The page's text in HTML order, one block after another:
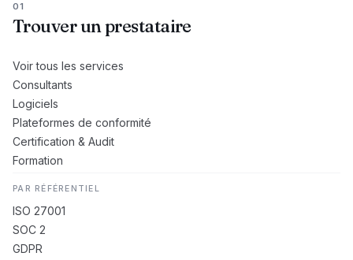
01
Trouver un prestataire
Voir tous les services
Consultants
Logiciels
Plateformes de conformité
Certification & Audit
Formation
PAR RÉFÉRENTIEL
ISO 27001
SOC 2
GDPR